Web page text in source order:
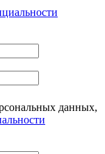
данных,